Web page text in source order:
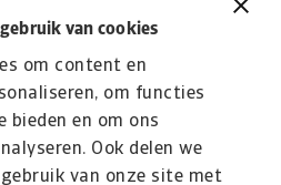
van cookies
om content en
om functies
bieden en om ons
Ook delen we
van onze site met